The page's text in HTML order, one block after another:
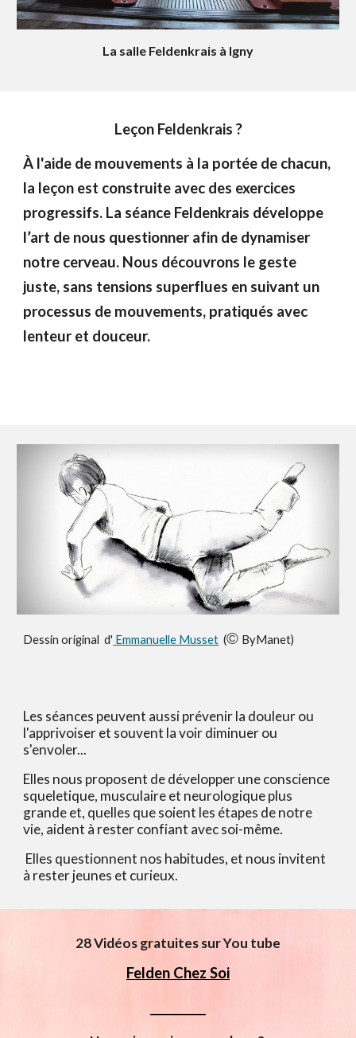
La salle Feldenkrais à Igny
Leçon Feldenkrais ?
À l'aide de mouvements à la portée de chacun,
la leçon est construite avec des exercices
progressifs. La séance Feldenkrais développe
l’art de nous questionner afin de dynamiser
notre cerveau. Nous découvrons le geste
juste, sans tensions superflues en suivant un
processus de mouvements, pratiqués avec
lenteur et douceur.
Dessin original d' Emmanuelle Musset (© ByManet)
Les séances peuvent aussi prévenir la douleur ou
l'apprivoiser et souvent la voir diminuer ou
s'envoler...
Elles nous proposent de développer une conscience
squeletique, musculaire et neurologique plus
grande et, quelles que soient les étapes de notre
vie, aident à rester confiant avec soi-même.
Elles questionnent nos habitudes, et nous invitent
à rester jeunes et curieux.
28 Vidéos gratuites sur You tube
Felden Chez Soi